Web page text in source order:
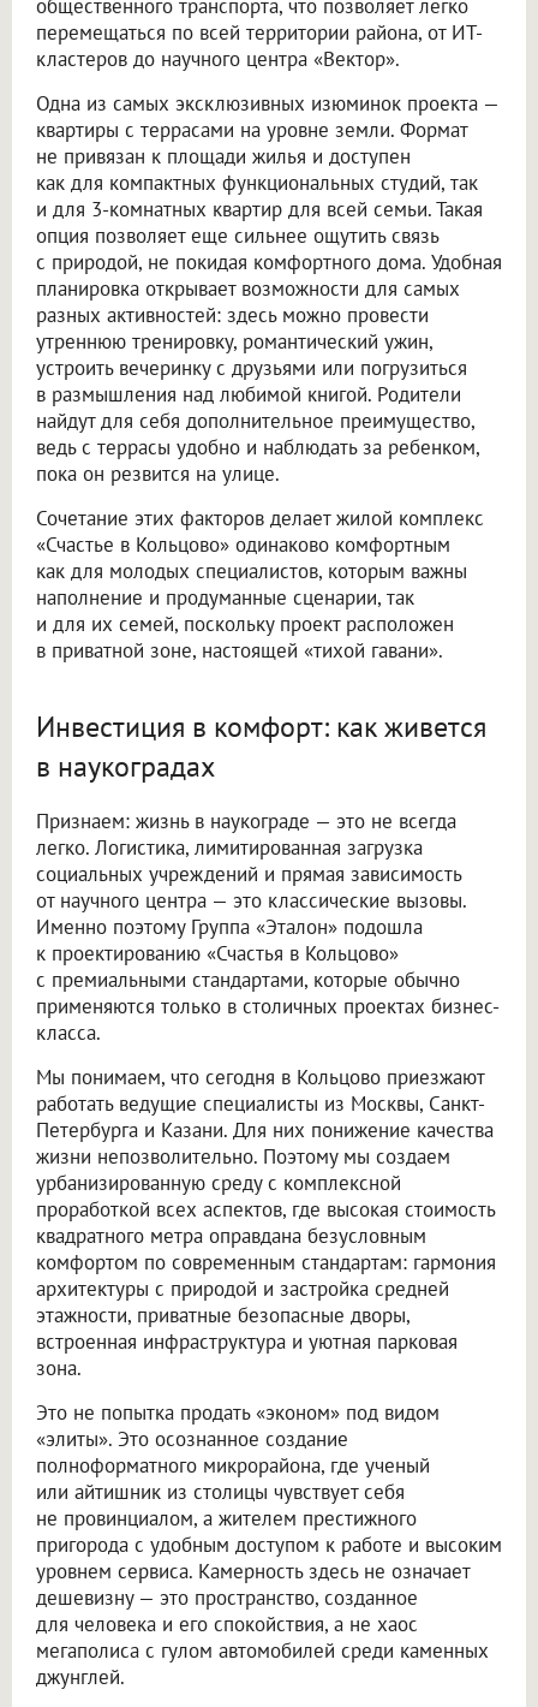
общественного транспорта, что позволяет легко
перемещаться по всей территории района, от ИТ-
кластеров до научного центра «Вектор».
Одна из самых эксклюзивных изюминок проекта —
квартиры с террасами на уровне земли. Формат
не привязан к площади жилья и доступен
как для компактных функциональных студий, так
и для 3-комнатных квартир для всей семьи. Такая
опция позволяет еще сильнее ощутить связь
с природой, не покидая комфортного дома. Удобная
планировка открывает возможности для самых
разных активностей: здесь можно провести
утреннюю тренировку, романтический ужин,
устроить вечеринку с друзьями или погрузиться
в размышления над любимой книгой. Родители
найдут для себя дополнительное преимущество,
ведь с террасы удобно и наблюдать за ребенком,
пока он резвится на улице.
Сочетание этих факторов делает жилой комплекс
«Счастье в Кольцово» одинаково комфортным
как для молодых специалистов, которым важны
наполнение и продуманные сценарии, так
и для их семей, поскольку проект расположен
в приватной зоне, настоящей «тихой гавани».
Инвестиция в комфорт: как живется
в наукоградах
Признаем: жизнь в наукограде — это не всегда
легко. Логистика, лимитированная загрузка
социальных учреждений и прямая зависимость
от научного центра — это классические вызовы.
Именно поэтому Группа «Эталон» подошла
к проектированию «Счастья в Кольцово»
с премиальными стандартами, которые обычно
применяются только в столичных проектах бизнес-
класса.
Мы понимаем, что сегодня в Кольцово приезжают
работать ведущие специалисты из Москвы, Санкт-
Петербурга и Казани. Для них понижение качества
жизни непозволительно. Поэтому мы создаем
урбанизированную среду с комплексной
проработкой всех аспектов, где высокая стоимость
квадратного метра оправдана безусловным
комфортом по современным стандартам: гармония
архитектуры с природой и застройка средней
этажности, приватные безопасные дворы,
встроенная инфраструктура и уютная парковая
зона.
Это не попытка продать «эконом» под видом
«элиты». Это осознанное создание
полноформатного микрорайона, где ученый
или айтишник из столицы чувствует себя
не провинциалом, а жителем престижного
пригорода с удобным доступом к работе и высоким
уровнем сервиса. Камерность здесь не означает
дешевизну — это пространство, созданное
для человека и его спокойствия, а не хаос
мегаполиса с гулом автомобилей среди каменных
джунглей.